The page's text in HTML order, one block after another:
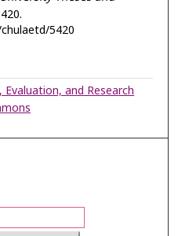
5420
and Research